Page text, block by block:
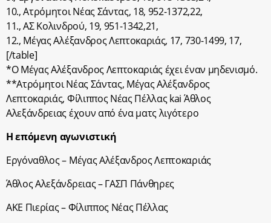
10., Ατρόμητοι Νέας Σάντας, 18, 952-1372,22,
11., ΑΣ Κολινδρού, 19, 951-1342,21,
12., Μέγας Αλέξανδρος Λεπτοκαριάς, 17, 730-1499, 17,
[/table]
*O Μέγας Αλέξανδρος Λεπτοκαριάς έχει έναν μηδενισμό.
**Ατρόμητοι Νέας Σάντας, Μέγας Αλέξανδρος
Λεπτοκαριάς, Φίλιππος Νέας Πέλλας kai Άθλος
Αλεξάνδρειας έχουν από ένα ματς λιγότερο
Η επόμενη αγωνιστική
Εργόναθλος – Μέγας Αλέξανδρος Λεπτοκαριάς
Άθλος Αλεξάνδρειας – ΓΑΣΠ Πάνθηρες
ΑΚΕ Πιερίας – Φίλιππος Νέας Πέλλας